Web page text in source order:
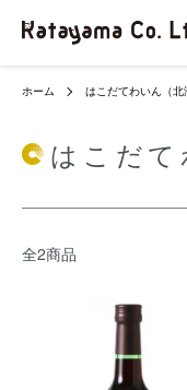
ホーム はこだてわいん（北
はこだて
全2商品